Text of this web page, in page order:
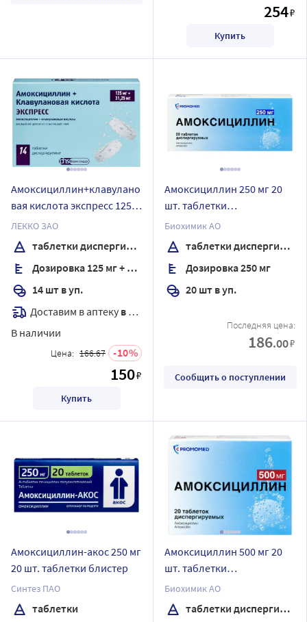
254₽
Купить
Амоксициллин+клавулано
вая кислота экспресс 125
мг + 31,25 мг 14 шт.
таблетки диспергируемые
ЛЕККО ЗАО
таблетки диспергируемые
Дозировка 125 мг + 31,25 мг
14 шт в уп.
Доставим в аптеку в течение 7 дней
В наличии
Цена: 166.67 10
150₽
Купить
Амоксициллин 250 мг 20
шт. таблетки
диспергируемые
Биохимик АО
таблетки диспергируемые
Дозировка 250 мг
20 шт в уп.
Последняя цена:
186.00₽
Сообщить о поступлении
Амоксициллин-акос 250 мг
20 шт. таблетки блистер
Синтез ПАО
таблетки
Амоксициллин 500 мг 20
шт. таблетки
диспергируемые
Биохимик АО
таблетки диспергируемые